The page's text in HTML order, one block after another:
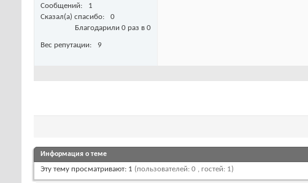
Сообщений
1
Сказал(а) спасибо
0
Благодарили 0 раз в 0
Вес репутации 9
Информация о теме
Эту тему просматривают: 1 (пользователей: 0 , гостей: 1)